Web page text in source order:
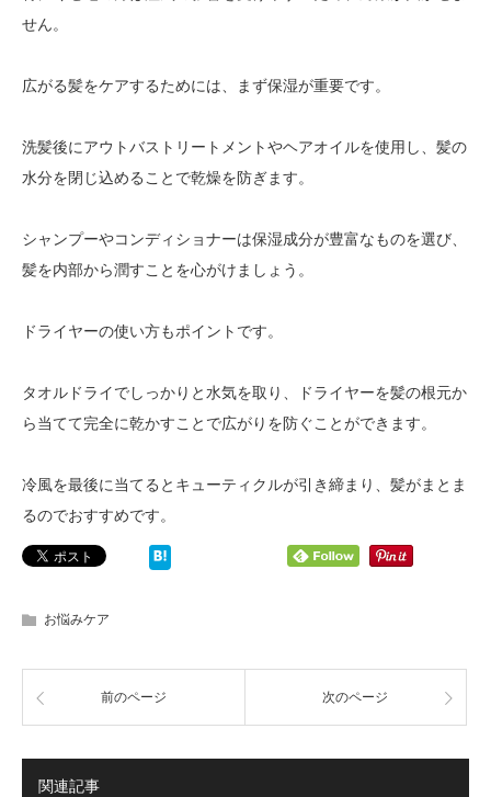
せん。
広がる髪をケアするためには、まず保湿が重要です。
洗髪後にアウトバストリートメントやヘアオイルを使用し、髪の
水分を閉じ込めることで乾燥を防ぎます。
シャンプーやコンディショナーは保湿成分が豊富なものを選び、
髪を内部から潤すことを心がけましょう。
ドライヤーの使い方もポイントです。
タオルドライでしっかりと水気を取り、ドライヤーを髪の根元か
ら当てて完全に乾かすことで広がりを防ぐことができます。
冷風を最後に当てるとキューティクルが引き締まり、髪がまとま
るのでおすすめです。
お悩みケア
前のページ 次のページ
関連記事